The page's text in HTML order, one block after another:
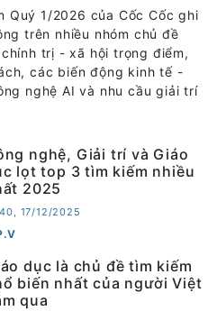
Quý 1/2026 của Cốc Cốc ghi
trên nhiều nhóm chủ đề
trị - xã hội trọng điểm,
các biến động kinh tế -
nghệ AI và nhu cầu giải trí
nghệ, Giải trí và Giáo
lọt top 3 tìm kiếm nhiều
2025
17/12/2025
dục là chủ đề tìm kiếm
biến nhất của người Việt
qua